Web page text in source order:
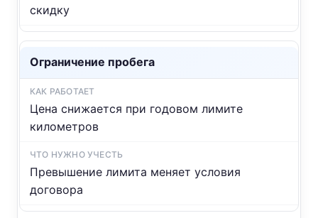
скидку
Ограничение пробега
Цена снижается при годовом лимите
километров
Превышение лимита меняет условия
договора